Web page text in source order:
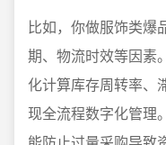
比如，你做服饰类爆
期、物流时效等因素
化计算库存周转率、
现全流程数字化管理